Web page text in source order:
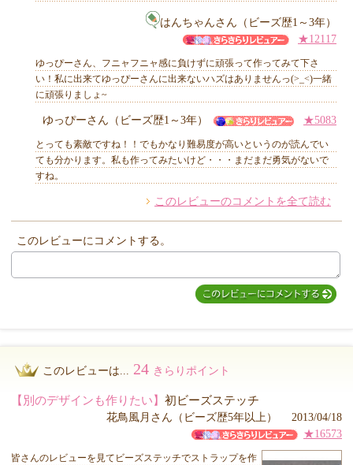
はんちゃんさん（ビーズ歴1～3年）
★12117
ゆっぴーさん、フニャフニャ感に負けずに頑張って作ってみて下さ
い！私に出来てゆっぴーさんに出来ないハズはありませんっ(>_<)一緒
に頑張りましょ~
ゆっぴーさん（ビーズ歴1～3年） ★5083
とっても素敵ですね！！でもかなり難易度が高いというのが読んでい
ても分かります。私も作ってみたいけど・・・まだまだ勇気がないで
すね。
このレビューのコメントを全て読む
このレビューにコメントする。
このレビューは... 24 きらりポイント
【別のデザインも作りたい】 初ビーズステッチ
花鳥風月さん（ビーズ歴5年以上） 2013/04/18
★16573
皆さんのレビューを見てビーズステッチでストラップを作